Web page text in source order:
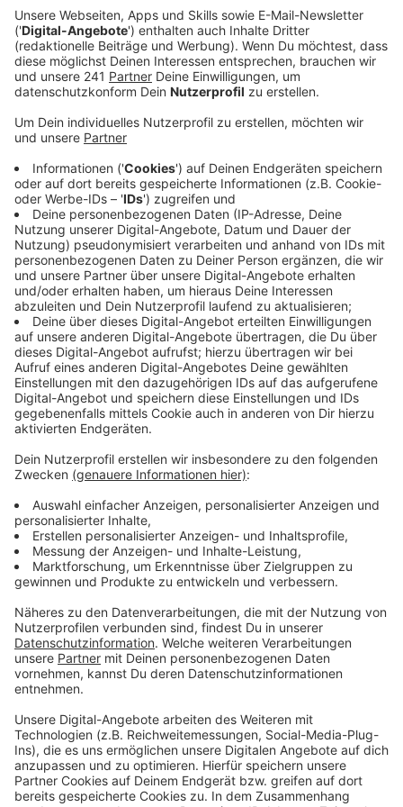
Veröffentlicht:Dienstag, 21.02.2023 10:49
Anzeige
Leverkusener Suchthilfe hat jetzt schon häufig mit
dieser Droge zu tun. Immer mehr Menschen suchen
deswegen Beratung, weil sie Cannabis regelmäßig oder
sogar unkontrolliert rauchen. Auch andere Drogen wie
Kokain oder Ecstasy sorgen bei den Menschen in
Leverkusen immer häufiger für Sucht-Erkrankungen –
die Hauptdroge bleibe aber der Alkohol, so ein
Sprecher. Die Suchthilfe geht davon aus, dass die
Corona-Pandemie mit Lockdowns und Isolation einen
großen Anteil daran hat. Das könnte auch für ein neues
Sucht-Phänomen gelten, und zwar die Mediensucht,
also Abhängigkeiten von Smartphones,
Computerspielen oder Fernsehen. Dazu arbeitet die
Leverkusen Suchthilfe gerade an einem Beratungs-
Konzept.
Anzeige
Weitere Meldungen aus Leverkusen
Anzeige
Bilanz: Jecken feiern friedlich Karneval in Leverkusen
Stadt
Hundesteuer wird zur Mitte des Jahres fällig
Anzeige